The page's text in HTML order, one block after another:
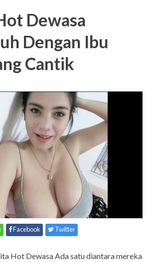
Dewasa
Dengan Ibu
Cantik
Facebook Twitter
Hot Dewasa Ada satu diantara mereka